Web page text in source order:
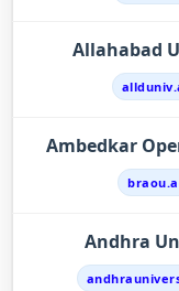
Allahabad
Ambedkar
Andhra